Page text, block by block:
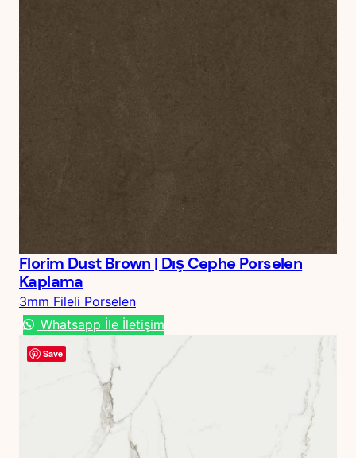
Florim Dust Brown | Dış Cephe Porselen
Kaplama
3mm Fileli Porselen
Whatsapp İle İletişim
Save